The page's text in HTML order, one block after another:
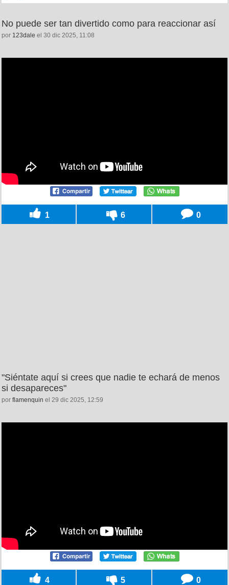
No puede ser tan divertido como para reaccionar así
por 123dale el 30 dic 2025, 11:08
1 6 0
"Siéntate aquí si crees que nadie te echará de menos
si desapareces"
por flamenquin el 29 dic 2025, 12:59
4 5 0